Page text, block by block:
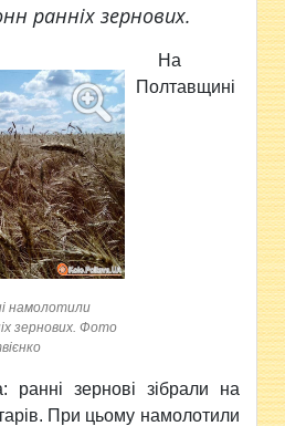
ранніх зернових.
намолотили
зернових. Фото
На
Полтавщині
ранні зернові зібрали на
При цьому намолотили